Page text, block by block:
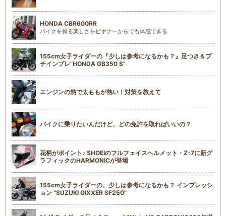
HONDA CBR600RR
バイクを操る楽しさをビギナーからでも体感できる
155cm女子ライダーの『少しは参考になるかも？』足つき＆プ
チインプレ“HONDA GB350 S”
エンジンの熱で太ももが熱い！対策を教えて
バイクに乗りたいんだけど、どの免許を取ればいいの？
花柄がポイント♪ SHOEIのフルフェイスヘルメット・Z-7に新グ
ラフィックのHARMONICが登場
155cm女子ライダーの、少しは参考になるかも？ インプレッシ
ョン “SUZUKI GIXXER SF250”